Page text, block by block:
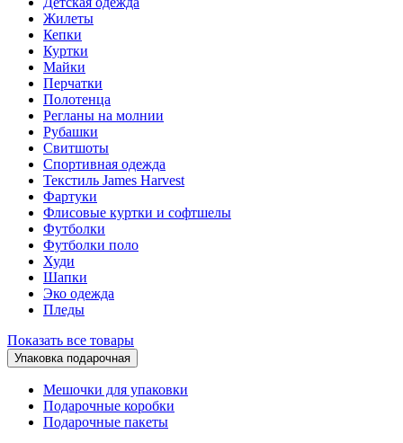
Жилеты
Кепки
Куртки
Майки
Перчатки
Полотенца
Регланы на молнии
Рубашки
Свитшоты
Спортивная одежда
Текстиль James Harvest
Фартуки
Флисовые куртки и софтшелы
Футболки
Футболки поло
Худи
Шапки
Эко одежда
Пледы
Показать все товары
Упаковка подарочная
Мешочки для упаковки
Подарочные коробки
Подарочные пакеты